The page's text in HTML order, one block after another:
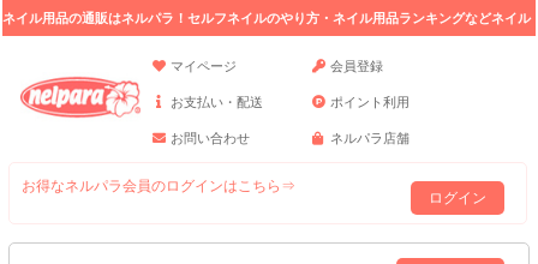
ネイル用品の通販はネルパラ！セルフネイルのやり方・ネイル用品ランキングなどネイル
マイページ
会員登録
お支払い・配送 ポイント利用
お問い合わせ ネルパラ店舗
お得なネルパラ会員のログインはこちら⇒
ログイン